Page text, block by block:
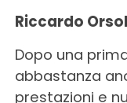
Riccardo
Dopo una
abbastanza
prestazioni e